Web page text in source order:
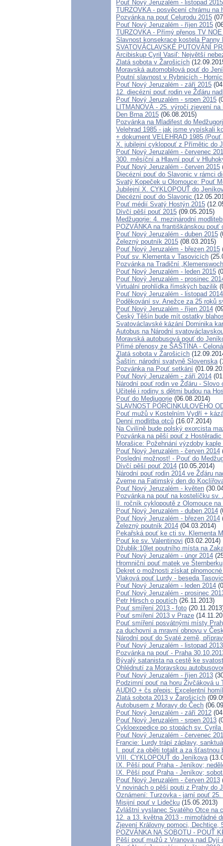
Pouť Nový Jeruzalém - listopad 2015
TURZOVKA - posvěcení chrámu na
Pozvánka na pouť Celurodu 2015
Pouť Nový Jeruzalém - říjen 2015
TURZOVKA - Přímý přenos TV
Slavnost konsekrace kostela
SVATOVÁCLAVSKÉ PUTOVÁNÍ
Arcibiskup Cyril Vasiľ: Největší
Zlatá sobota v Žarošicích
Moravská automobilová pouť do
Poutní slavnost v Rybnicích -
Pouť Nový Jeruzalém - září 2015
12. diecézní pouť rodin ve Žďáru
Pouť Nový Jeruzalém - srpen 2015
LITMANOVÁ - 25. výročí zjevení na
Den Brna 2015 (06.08.2015)
Pozvánka na Mladifest do
Velehrad 1985 - jak jsme vypískali
+ dokument VELEHRAD 1985
X. jubilejní cyklopouť z Přímětic do
Pouť Nový Jeruzalém - červenec
300. měsíční a Hlavní pouť v
Pouť Nový Jeruzalém - červen 2015
Diecézní pouť do Slavonic v rámci
Svatý Kopeček u Olomouce: Pouť
Jubilejní X. CYKLOPOUŤ do
Diecézní pouť do Slavonic
Pouť médií Svatý Hostýn 2015
Dívčí pěší pouť 2015 (09.05.2015)
Medžugorje: 4. mezinárodní
POZVÁNKA na františkánskou
Pouť Nový Jeruzalém - duben 2015
Železný poutník 2015 (08.03.2015)
Pouť Nový Jeruzalém - březen 2015
Pouť sv. Klementa v Tasovicích
Pozvánka na Tradiční
Pouť Nový Jeruzalém - leden 2015
Pouť Nový Jeruzalém - prosinec
Virtuální prohlídka římských bazilik
Pouť Nový Jeruzalém - listopad 2014
Poděkování sv. Anežce za 25 roků
Pouť Nový Jeruzalém - říjen 2014
Český Těšín bude mít ostatky
Svatováclavské kázání Dominika
Autobus na Národní
Moravská autobusová pouť do
Přímé přenosy ze ŠAŠTÍNA -
Zlatá sobota v Žarošicích
Šaštín: národní svatyně Slovenska
Pozvánka na Pouť setkání
Pouť Nový Jeruzalém - září 2014
Národní pouť rodin ve Žďáru -
Učitelé i rodiny s dětmi budou na
Pouť do Medjugorje (06.08.2014)
SLAVNOST PORCINKULOVÉHO
Pouť mužů v Kostelním Vydří +
Denní modlitba otců (16.07.2014)
Na Cvilíně bude polský exorcista
Pozvánka na pěší pouť z
Morašice: Požehnání výzdoby
Pouť Nový Jeruzalém - červen 2014
Poslední možnost! - Pouť do
Dívčí pěší pouť 2014 (10.05.2014)
Národní pouť rodin 2014 ve Žďáru
Zveme na Fatimský den do
Pouť Nový Jeruzalém - květen
Pozvánka na pouť na kostelíčku sv.
II. ročník cyklopoutě z Olomouce
Pouť Nový Jeruzalém - duben 2014
Pouť Nový Jeruzalém - březen 2014
Železný poutník 2014 (04.03.2014)
Pekařská pouť ke cti sv. Klementa
Pouť ke sv. Valentinovi (03.02.2014)
Džublik:10let poutního místa na
Pouť Nový Jeruzalém - únor 2014
Hromniční pouť matek ve Šternberku
Dekret o možnosti získat
Vlaková pouť Lurdy - beseda
Pouť Nový Jeruzalém - leden 2014
Pouť Nový Jeruzalém - prosinec
Petr Hirsch o poutích (26.11.2013)
Pouť smíření 2013 - foto
Pouť smíření 2013 v Praze
Pouť smíření posvátnými místy
za duchovní a mravní obnovu v
Národní pouť do Svaté země,
Pouť Nový Jeruzalém - listopad 2013
Pozvánka na pouť - Praha
Bývalý satanista na cestě ke
Ohlédnutí za Moravskou
Pouť Nový Jeruzalém - říjen 2013
Podzimní pouť na horu Živčáková u
AUDIO + čs přepis: Excelentní
Zlatá sobota 2013 v Žarošicích
Autobusem z Moravy do Čech
Pouť Nový Jeruzalém - září 2012
Pouť Nový Jeruzalém - srpen 2013
Cykloexpedice po stopách sv. Cyrila
Pouť Nový Jeruzalém - červenec
Francie: Lurdy trápí záplavy,
I. pouť za oběti totalit a za
VIII. CYKLOPOUŤ do Jeníkova
IX. Pěší pouť Praha - Jeníkov;
IX. Pěší pouť Praha - Jeníkov;
Pouť Nový Jeruzalém - červen 2013
V novinách o pěší pouti z Prahy do
Oznámení: Turzovka - jarní pouť 25.
Misijní pouť v Lidečku (15.05.2013)
Zvláštní vyslanec Svatého Otce na
12. a 13. května 2013 - mimořádné
Zjevení Královny pomoci, Dechtice,
POZVÁNKA NA SOBOTU - POUŤ
Pěší pouť mužů z Vranova nad Dyjí